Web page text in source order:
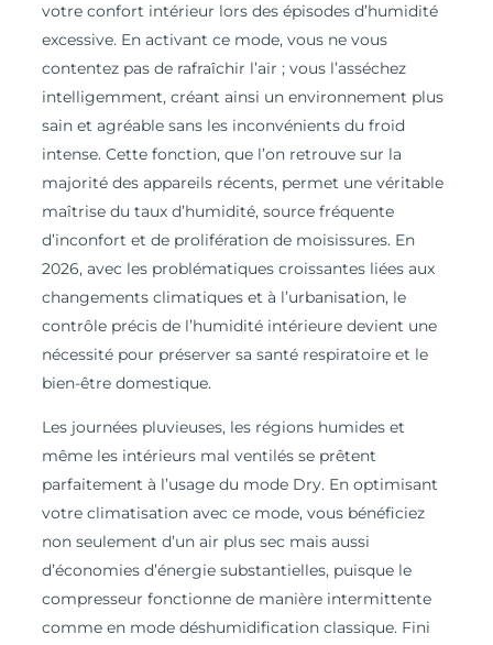
votre confort intérieur lors des épisodes d’humidité
excessive. En activant ce mode, vous ne vous
contentez pas de rafraîchir l’air ; vous l’asséchez
intelligemment, créant ainsi un environnement plus
sain et agréable sans les inconvénients du froid
intense. Cette fonction, que l’on retrouve sur la
majorité des appareils récents, permet une véritable
maîtrise du taux d’humidité, source fréquente
d’inconfort et de prolifération de moisissures. En
2026, avec les problématiques croissantes liées aux
changements climatiques et à l’urbanisation, le
contrôle précis de l’humidité intérieure devient une
nécessité pour préserver sa santé respiratoire et le
bien-être domestique.
Les journées pluvieuses, les régions humides et
même les intérieurs mal ventilés se prêtent
parfaitement à l’usage du mode Dry. En optimisant
votre climatisation avec ce mode, vous bénéficiez
non seulement d’un air plus sec mais aussi
d’économies d’énergie substantielles, puisque le
compresseur fonctionne de manière intermittente
comme en mode déshumidification classique. Fini